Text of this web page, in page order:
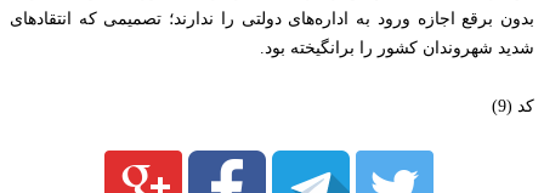
بدون برقع اجازه ورود به اداره‌های دولتی را ندارند؛ تصمیمی که انتقادهای
شدید شهروندان کشور را برانگیخته بود.
کد (9)